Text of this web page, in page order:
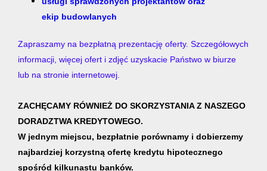
ekip budowlanych
Zapraszamy na bezpłatną prezentację oferty. Szczegółowych
informacji, więcej ofert i zdjęć uzyskacie Państwo w biurze
lub na stronie internetowej.
ZACHĘCAMY RÓWNIEŻ DO SKORZYSTANIA Z NASZEGO
DORADZTWA KREDYTOWEGO.
W jednym miejscu, bezpłatnie porównamy i dobierzemy
najbardziej korzystną ofertę kredytu hipotecznego
spośród kilkunastu banków.